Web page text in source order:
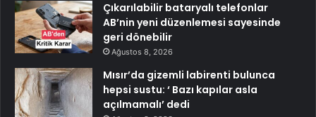
Çıkarılabilir bataryalı telefonlar
AB’nin yeni düzenlemesi sayesinde
geri dönebilir
Ağustos 8, 2026
Mısır’da gizemli labirenti bulunca
hepsi sustu: ‘ Bazı kapılar asla
açılmamalı’ dedi